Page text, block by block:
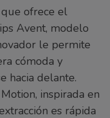
ofrece el
Avent, modelo
le permite
cómoda y
hacia delante.
inspirada en
es rápida